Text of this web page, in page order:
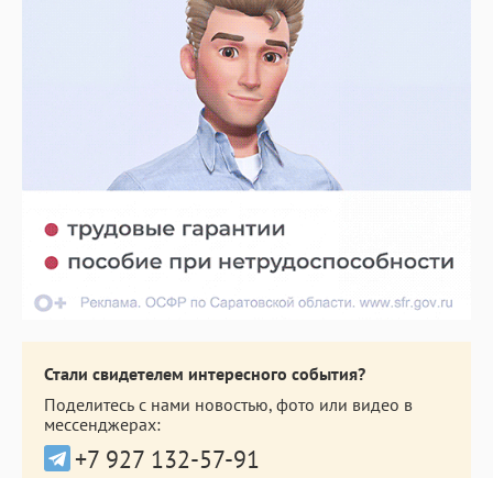
Стали свидетелем интересного события?
Поделитесь с нами новостью, фото или видео в
мессенджерах:
+7 927 132-57-91